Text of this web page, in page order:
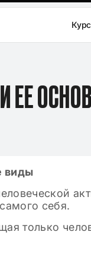
ЕЕ
виды
себя.
только